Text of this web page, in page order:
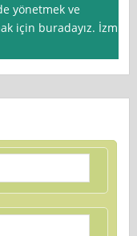
yönetmek ve
için buradayız. İzmir